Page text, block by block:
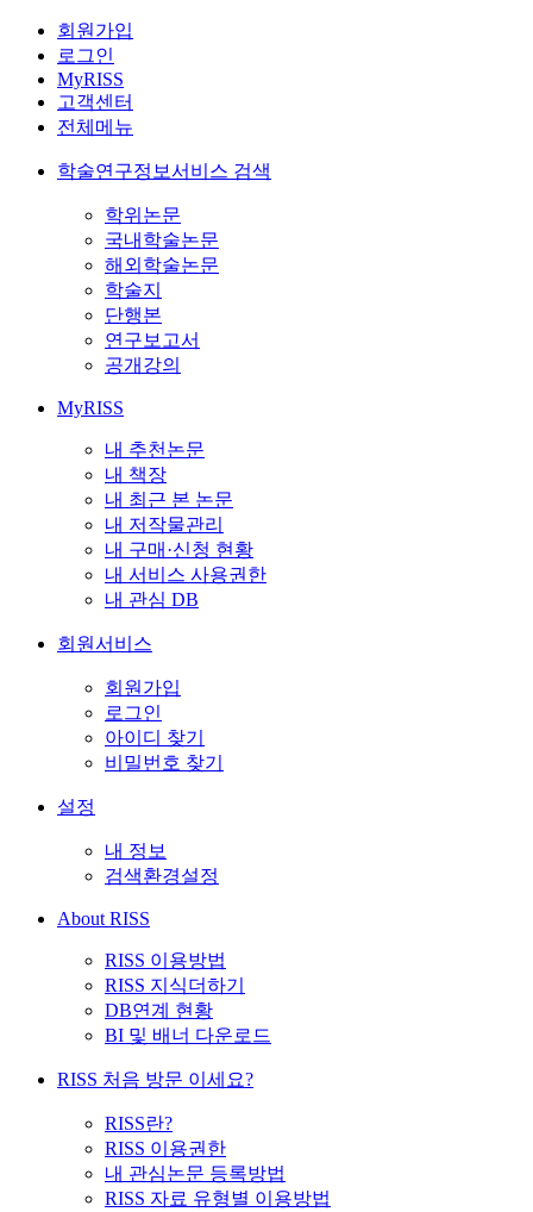
회원가입
로그인
MyRISS
고객센터
전체메뉴
학술연구정보서비스 검색
학위논문
국내학술논문
해외학술논문
학술지
단행본
연구보고서
공개강의
MyRISS
내 추천논문
내 책장
내 최근 본 논문
내 저작물관리
내 구매·신청 현황
내 서비스 사용권한
내 관심 DB
회원서비스
회원가입
로그인
아이디 찾기
비밀번호 찾기
설정
내 정보
검색환경설정
About RISS
RISS 이용방법
RISS 지식더하기
DB연계 현황
BI 및 배너 다운로드
RISS 처음 방문 이세요?
RISS란?
RISS 이용권한
내 관심논문 등록방법
RISS 자료 유형별 이용방법